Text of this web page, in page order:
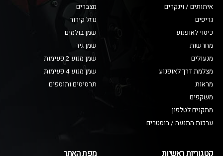
איתותים / וינקרים
גריפים
כיסוי לאופנוע
מחרשות
מנעולים
מצלמת דרך לאופנוע
מראות
משקפים
מתקנים לטלפון
ערכות התנעה / בוסטרים
מצברים
נוזל קירור
שמן בולמים
שמן גיר
שמן מנוע 2 פעימות
שמן מנוע 4 פעימות
תרסיסים ותוספים